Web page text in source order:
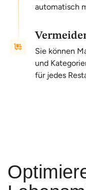
automatisch
Sie können
und
für jedes